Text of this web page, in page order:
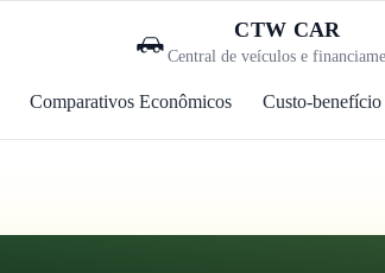
CTW CAR
Central de veículos e
Comparativos Econômicos Custo-benefício